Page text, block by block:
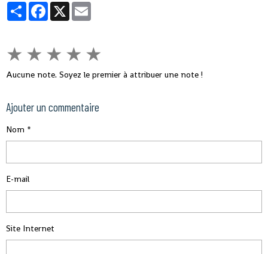
PartagerFacebook
X
★ ★ ★ ★ ★
Aucune note. Soyez le premier à attribuer une note !
Ajouter un commentaire
Nom
E-mail
Site Internet